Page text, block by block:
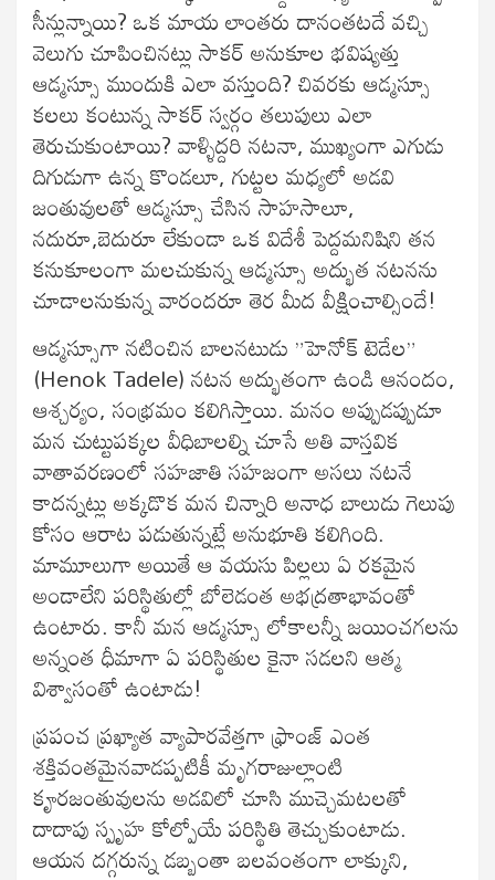
సీన్లున్నాయి? ఒక మాయ లాంతరు దానంతటదే వచ్చి
వెలుగు చూపించినట్లు సాకర్ అనుకూల భవిష్యత్తు
ఆడ్మస్సూ ముందుకి ఎలా వస్తుంది? చివరకు ఆడ్మస్సూ
కలలు కంటున్న సాకర్ స్వర్గం తలుపులు ఎలా
తెరుచుకుంటాయి? వాళ్ళిద్దరి నటనా, ముఖ్యంగా ఎగుడు
దిగుడుగా ఉన్న కొండలూ, గుట్టల మధ్యలో అడవి
జంతువులతో ఆడ్మస్సూ చేసిన సాహసాలూ,
నదురూ,బెదురూ లేకుండా ఒక విదేశీ పెద్దమనిషిని తన
కనుకూలంగా మలచుకున్న ఆడ్మస్సూ అద్భుత నటనను
చూడాలనుకున్న వారందరూ తెర మీద వీక్షించాల్సిందే!
ఆడ్మస్సూగా నటించిన బాలనటుడు ”హెనోక్ టెడేల”
(Henok Tadele) నటన అద్భుతంగా ఉండి ఆనందం,
ఆశ్చర్యం, సంభ్రమం కలిగిస్తాయి. మనం అప్పుడప్పుడూ
మన చుట్టుపక్కల వీధిబాలల్ని చూసే అతి వాస్తవిక
వాతావరణంలో సహజాతి సహజంగా అసలు నటనే
కాదన్నట్లు అక్కడొక మన చిన్నారి అనాధ బాలుడు గెలుపు
కోసం ఆరాట పడుతున్నట్లే అనుభూతి కలిగింది.
మామూలుగా అయితే ఆ వయసు పిల్లలు ఏ రకమైన
అండాలేని పరిస్థితుల్లో బోలెడంత అభద్రతాభావంతో
ఉంటారు. కానీ మన ఆడ్మస్సూ లోకాలన్నీ జయించగలను
అన్నంత ధీమాగా ఏ పరిస్థితుల కైనా సడలని ఆత్మ
విశ్వాసంతో ఉంటాడు!
ప్రపంచ ప్రఖ్యాత వ్యాపారవేత్తగా ఫ్రాంజ్ ఎంత
శక్తివంతమైనవాడప్పటికీ మృగరాజుల్లాంటి
కౄరజంతువులను అడవిలో చూసి ముచ్చెమటలతో
దాదాపు స్పృహ కోల్పోయే పరిస్థితి తెచ్చుకుంటాడు.
ఆయన దగ్గరున్న డబ్బంతా బలవంతంగా లాక్కుని,